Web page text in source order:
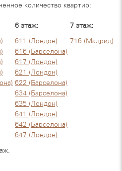
количество квартир:
6 этаж:
611 (Лондон)
616 (Барселона)
617 (Лондон)
621 (Лондон)
622 (Барселона)
634 (Барселона)
635 (Лондон)
641 (Лондон)
642 (Барселона)
647 (Лондон)
7 этаж:
716 (Мадрид)